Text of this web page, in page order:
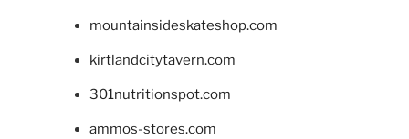
mountainsideskateshop.com
kirtlandcitytavern.com
301nutritionspot.com
ammos-stores.com